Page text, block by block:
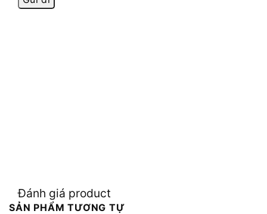
Đánh giá product
SẢN PHẨM TƯƠNG TỰ